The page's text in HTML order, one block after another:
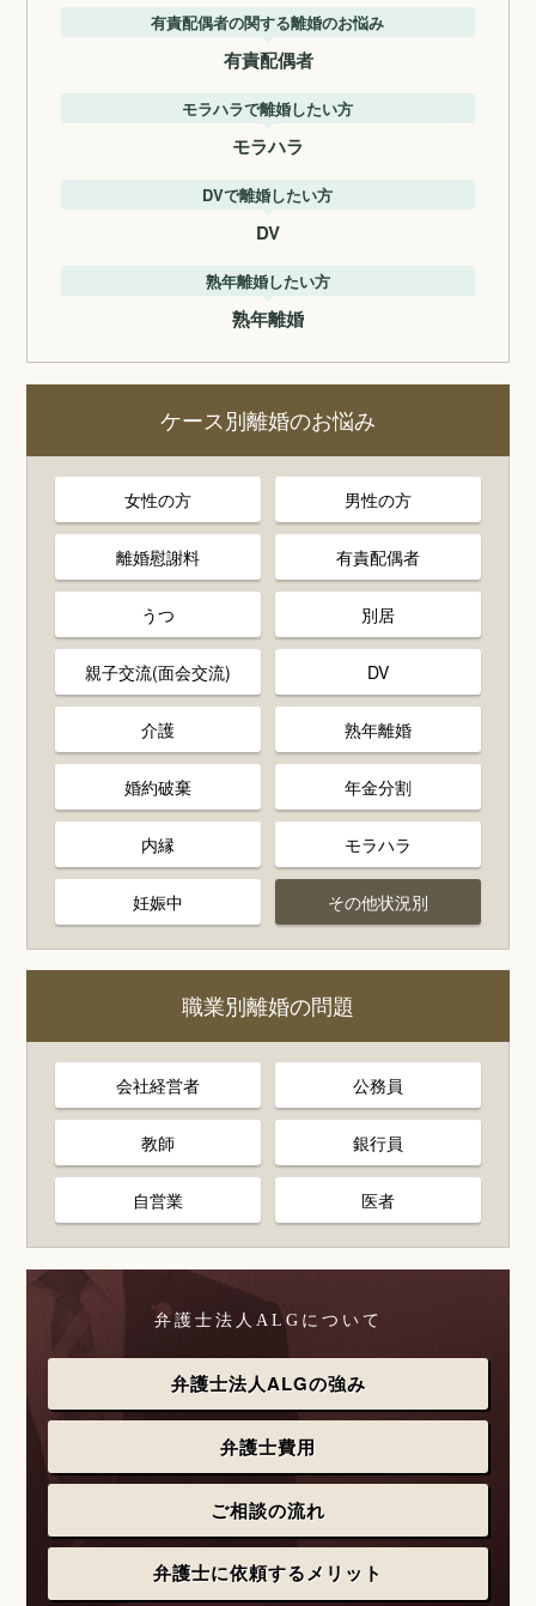
有責配偶者の関する離婚のお悩み
有責配偶者
モラハラで離婚したい方
モラハラ
DVで離婚したい方
DV
熟年離婚したい方
熟年離婚
ケース別離婚のお悩み
女性の方 男性の方
離婚慰謝料 有責配偶者
うつ 別居
親子交流(面会交流) DV
介護 熟年離婚
婚約破棄 年金分割
内縁 モラハラ
妊娠中 その他状況別
職業別離婚の問題
会社経営者 公務員
教師 銀行員
自営業 医者
弁護士法人ALGについて
弁護士法人ALGの強み
弁護士費用
ご相談の流れ
弁護士に依頼するメリット